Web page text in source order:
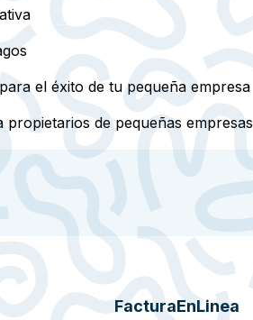
el éxito de tu pequeña empresa
de pequeñas empresas
FacturaEnLinea